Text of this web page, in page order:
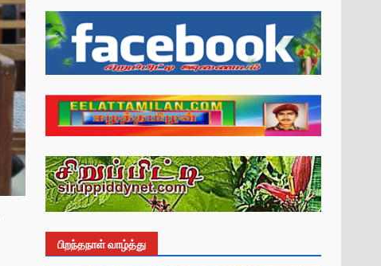
பிறந்தநாள் வாழ்த்து